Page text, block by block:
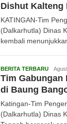
Dishut Kalteng
KATINGAN-Tim
(Dalkarhutla) Dinas
kembali
BERITA TERBARU
Tim Gabungan
di Baung
Katingan-Tim
(Dalkarhutla) Dinas